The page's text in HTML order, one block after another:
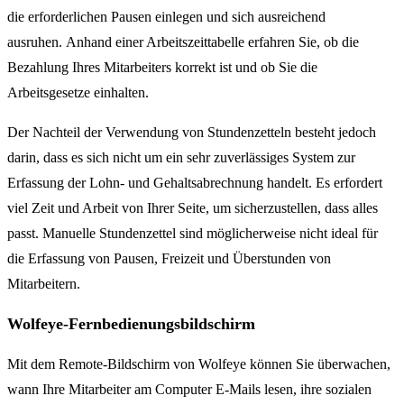
die erforderlichen Pausen einlegen und sich ausreichend
ausruhen. Anhand einer Arbeitszeittabelle erfahren Sie, ob die
Bezahlung Ihres Mitarbeiters korrekt ist und ob Sie die
Arbeitsgesetze einhalten.
Der Nachteil der Verwendung von Stundenzetteln besteht jedoch
darin, dass es sich nicht um ein sehr zuverlässiges System zur
Erfassung der Lohn- und Gehaltsabrechnung handelt. Es erfordert
viel Zeit und Arbeit von Ihrer Seite, um sicherzustellen, dass alles
passt. Manuelle Stundenzettel sind möglicherweise nicht ideal für
die Erfassung von Pausen, Freizeit und Überstunden von
Mitarbeitern.
Wolfeye-Fernbedienungsbildschirm
Mit dem Remote-Bildschirm von Wolfeye können Sie überwachen,
wann Ihre Mitarbeiter am Computer E-Mails lesen, ihre sozialen